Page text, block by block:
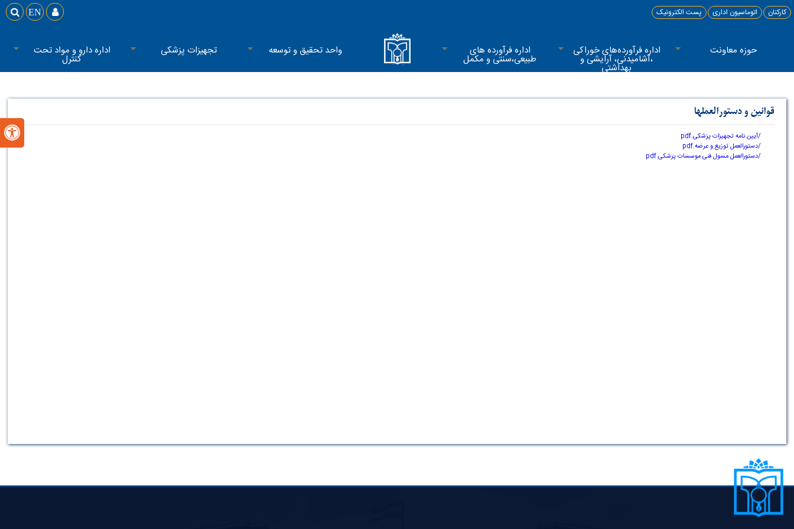
کارکنان اتوماسیون اداری پست الکترونیک  EN 
حوزه معاونت اداره فرآورده‌های خوراکی
،آشامیدنی، آرایشی و
بهداشتی
اداره فرآورده های
طبیعی،سنتی و مکمل
واحد تحقیق و توسعه تجهیزات پزشکی اداره دارو و مواد تحت
کنترل
قوانین و دستورالعملها
/آیین نامه تجهیزات پزشکی.pdf
/دستورالعمل توزیع و عرضه.pdf
/دستورالعمل مسول فنی موسسات پزشکی.pdf
